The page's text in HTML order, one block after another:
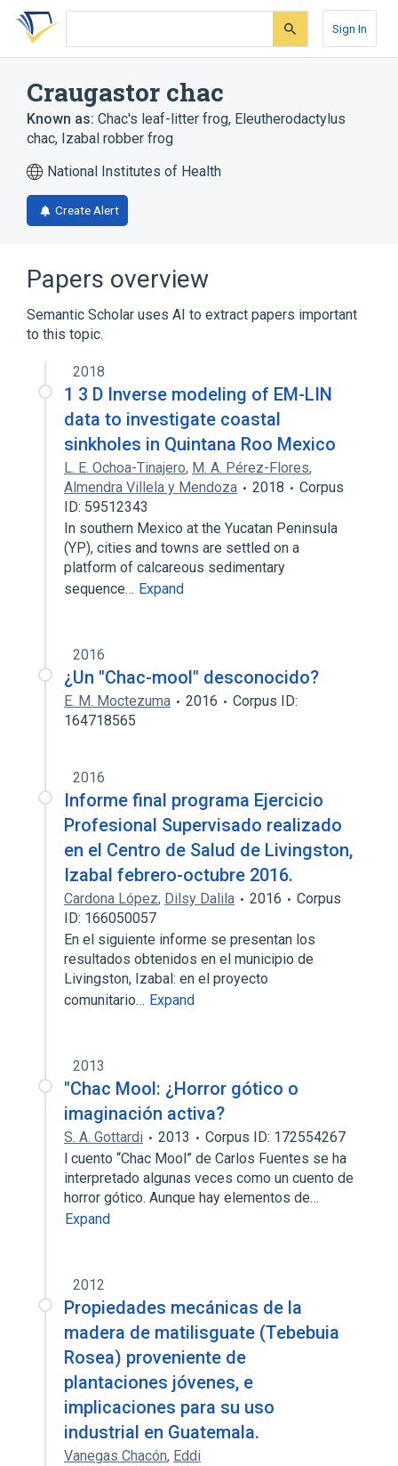
Skip
search
Skip
Skip
account
Sign In
Craugastor chac
Known as: Chac's leaf-litter frog, Eleutherodactylus
chac, Izabal robber frog
National Institutes of Health
Create Alert
Papers overview
Semantic Scholar uses AI to extract papers important
to this topic.
2018
1 3 D Inverse modeling of EM-LIN
data to investigate coastal
sinkholes in Quintana Roo Mexico
L. E. Ochoa-Tinajero, M. A. Pérez-Flores,
Almendra Villela y Mendoza
2018
Corpus
ID: 59512343
In southern Mexico at the Yucatan Peninsula
(YP), cities and towns are settled on a
platform of calcareous sedimentary
sequence… Expand
2016
¿Un "Chac-mool" desconocido?
E. M. Moctezuma 2016
Corpus ID:
164718565
2016
Informe final programa Ejercicio
Profesional Supervisado realizado
en el Centro de Salud de Livingston,
Izabal febrero-octubre 2016.
Cardona López, Dilsy Dalila 2016
Corpus
ID: 166050057
En el siguiente informe se presentan los
resultados obtenidos en el municipio de
Livingston, Izabal: en el proyecto
comunitario… Expand
2013
"Chac Mool: ¿Horror gótico o
imaginación activa?
S. A. Gottardi 2013
Corpus ID: 172554267
l cuento “Chac Mool” de Carlos Fuentes se ha
interpretado algunas veces como un cuento de
horror gótico. Aunque hay elementos de…
Expand
2012
Propiedades mecánicas de la
madera de matilisguate (Tebebuia
Rosea) proveniente de
plantaciones jóvenes, e
implicaciones para su uso
industrial en Guatemala.
Vanegas Chacón, Eddi